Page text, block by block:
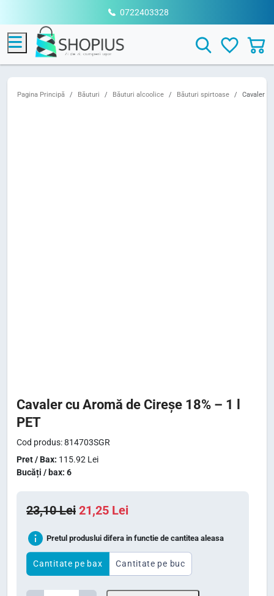
0722403328
Menu Search
Pagina Principă Băuturi Băuturi alcoolice Băuturi spirtoase Cavaler
Cavaler cu Aromă de Cireșe 18% – 1 l
PET
Cod produs: 814703SGR
Pret / Bax: 115.92 Lei
Bucăți / bax: 6
23,10Lei P
ț
21,25 LeiP
ț
Pretul produslui difera in functie de cantitea aleasa
Cantitate pe bax Cantitate pe buc